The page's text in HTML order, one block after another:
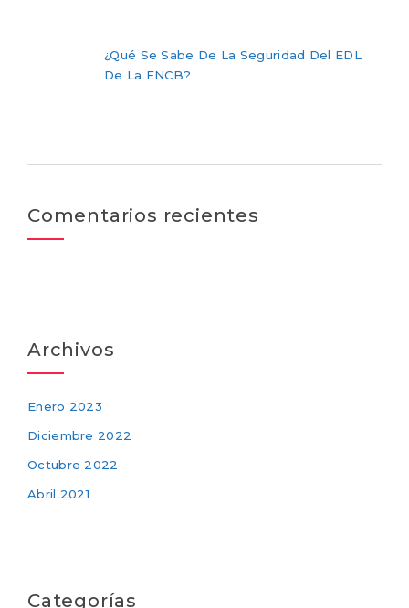
¿Qué Se Sabe De La Seguridad Del EDL
De La ENCB?
Comentarios recientes
Archivos
Enero 2023
Diciembre 2022
Octubre 2022
Abril 2021
Categorías